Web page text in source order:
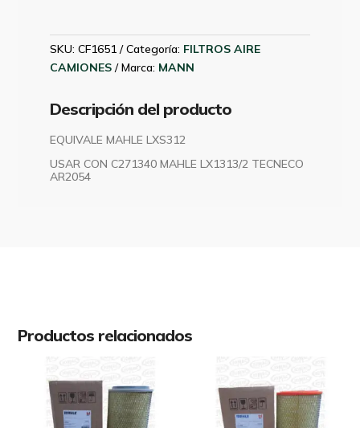
CF1651
MANN
SKU:CF1651 Categoría: FILTROS AIRE
CAMIONES
Marca: MANN
Descripción del producto
EQUIVALE MAHLE LXS312
USAR CON C271340 MAHLE LX1313/2 TECNECO
AR2054
Productos relacionados